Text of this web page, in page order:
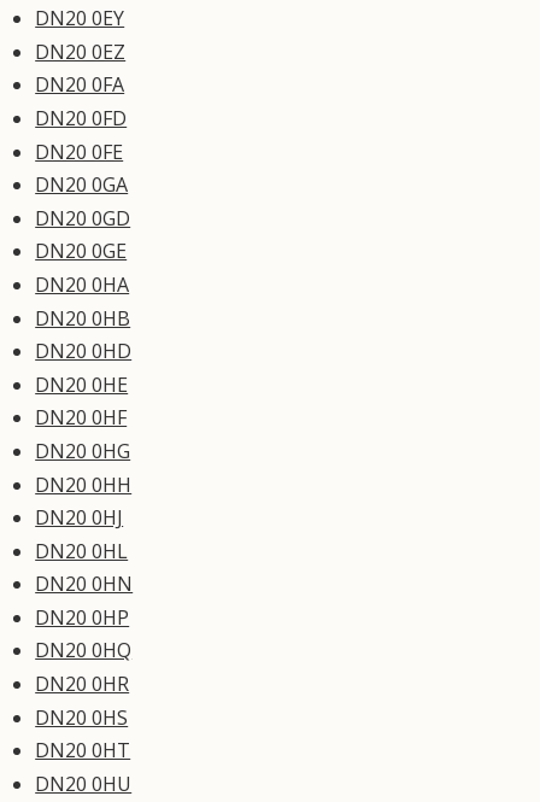
DN20 0EY
DN20 0EZ
DN20 0FA
DN20 0FD
DN20 0FE
DN20 0GA
DN20 0GD
DN20 0GE
DN20 0HA
DN20 0HB
DN20 0HD
DN20 0HE
DN20 0HF
DN20 0HG
DN20 0HH
DN20 0HJ
DN20 0HL
DN20 0HN
DN20 0HP
DN20 0HQ
DN20 0HR
DN20 0HS
DN20 0HT
DN20 0HU